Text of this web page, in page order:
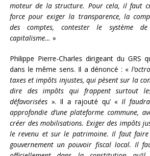
moteur de la structure. Pour cela, il faut
force pour exiger la transparence, la
des comptes, contester le système
capitalisme… »
Philippe Pierre-Charles dirigeant du GRS
dans le même sens. Il a dénoncé : «
taxes et impôts injustes, qui pèsent sur la
dire des impôts qui frappent surtout
défavorisées ». Il a rajouté qu’ «Il
approfondie d’une plateforme commune,
créer des mobilisations. Exiger des impôts
le revenu et sur le patrimoine. Il faut
gouvernement un pouvoir fiscal local. Il